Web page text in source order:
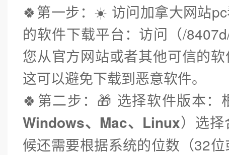
🍀第一步：☀️ 访问加拿大网站
的软件下载平台：访问（/
您从官方网站或者其他可信的软
这可以避免下载到恶意软件。
🍀第二步：🎁 选择软件版本：
Windows、Mac、Linux）选
候还需要根据系统的位数（32